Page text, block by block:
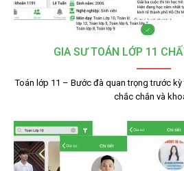
GIA SƯ TOÁN LỚP 11
Toán lớp 11 – Bước đà quan trọng trước kỳ
chắc chắn và